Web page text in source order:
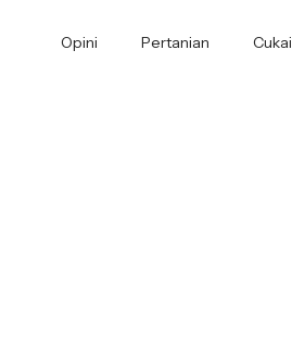
Opini Pertanian Cukai